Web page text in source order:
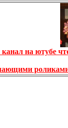
на ютубе